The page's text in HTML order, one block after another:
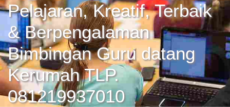
Pelajaran, Kreatif, Terbaik
& Berpengalaman
Bimbingan Guru datang
Kerumah TLP.
081219937010